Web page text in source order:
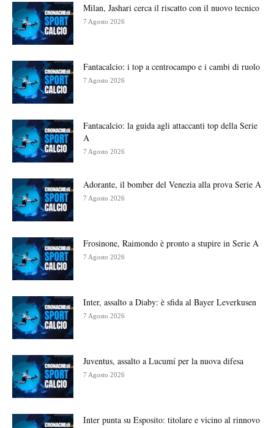
Milan, Jashari cerca il riscatto con il nuovo tecnico
7 Agosto 2026
Fantacalcio: i top a centrocampo e i cambi di ruolo
7 Agosto 2026
Fantacalcio: la guida agli attaccanti top della Serie
A
7 Agosto 2026
Adorante, il bomber del Venezia alla prova Serie A
7 Agosto 2026
Frosinone, Raimondo è pronto a stupire in Serie A
7 Agosto 2026
Inter, assalto a Diaby: è sfida al Bayer Leverkusen
7 Agosto 2026
Juventus, assalto a Lucumí per la nuova difesa
7 Agosto 2026
Inter punta su Esposito: titolare e vicino al rinnovo